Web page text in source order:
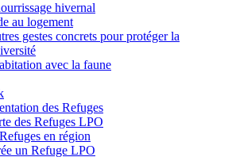
hivernal
au logement
gestes concrets pour protéger la
avec la faune
des Refuges
des Refuges LPO
en région
un Refuge LPO